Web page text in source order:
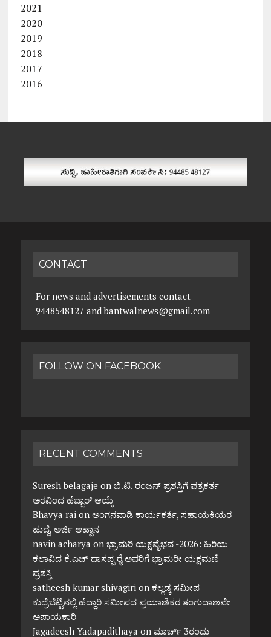
2021
2020
2019
2018
2017
2016
CONTACT
For news and advertisements contact
9448548127 and bantwalnews@gmail.com
FOLLOW ON FACEBOOK
RECENT COMMENTS
Suresh belagaje on ಬಿ.ಟಿ. ರಂಜನ್ ಪ್ರಶಸ್ತಿಗೆ ಪತ್ರಕರ್ತ
ಅರವಿಂದ ಹೆಬ್ಬಾರ್ ಆಯ್ಕೆ
Bhavya raion ಅಂಗನವಾಡಿ ಕಾರ್ಯಕರ್ತೆ, ಸಹಾಯಕಿಯರ
ಹುದ್ದೆ, ಅರ್ಜಿ ಆಹ್ವಾನ
navin acharya on ಭ್ರಾಮರಿ ಯಕ್ಷವೈಭವ -2026: ಹಿರಿಯ
ಕಲಾವಿದ ಕೆ.ಎಚ್ ದಾಸಪ್ಪ ರೈ ಅವರಿಗೆ ಭ್ರಾಮರೀ ಯಕ್ಷಮಣಿ
ಪ್ರಶಸ್ತಿ
satheesh kumar shivagirion ಕಲ್ಲಡ್ಕ ಸಮೀಪ
ಕುದ್ರೆಬೆಟ್ಟಿನಲ್ಲಿ ಹೆದ್ದಾರಿ ಸಮೀಪದ ಪ್ರಯಾಣಿಕರ ತಂಗುದಾಣವೇ
ಅಪಾಯಕಾರಿ
Jagadeesh Yadapadithaya on ಮಾರ್ಚ್ 3ರಂದು